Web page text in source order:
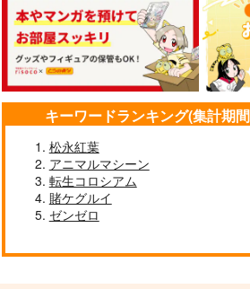
キーワードランキング(集計期
松永紅葉
アニマルマシーン
転生コロシアム
賭ケグルイ
ゼンゼロ